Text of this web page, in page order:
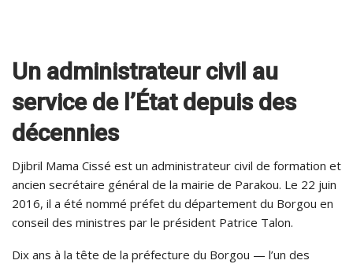
Un administrateur civil au
service de l’État depuis des
décennies
Djibril Mama Cissé est un administrateur civil de formation et
ancien secrétaire général de la mairie de Parakou. Le 22 juin
2016, il a été nommé préfet du département du Borgou en
conseil des ministres par le président Patrice Talon.
Dix ans à la tête de la préfecture du Borgou — l’un des